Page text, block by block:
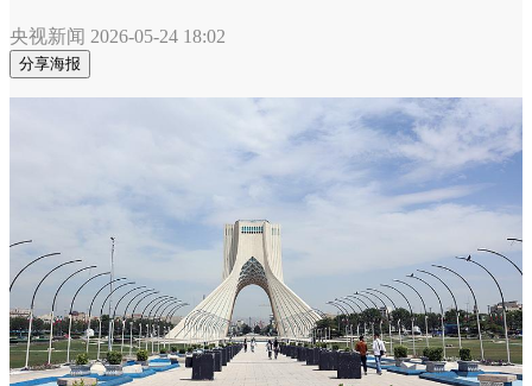
央视新闻 2026-05-24 18:02
分享海报